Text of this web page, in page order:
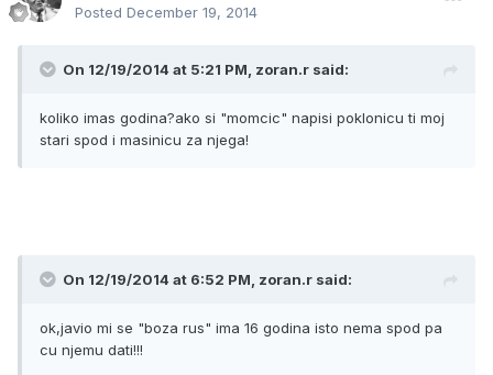
Posted December 19, 2014
On 12/19/2014 at 5:21 PM, zoran.r said:
koliko imas godina?ako si "momcic" napisi poklonicu ti moj
stari spod i masinicu za njega!
On 12/19/2014 at 6:52 PM, zoran.r said:
ok,javio mi se "boza rus" ima 16 godina isto nema spod pa
cu njemu dati!!!